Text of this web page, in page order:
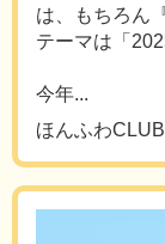
は、もちろん
テーマは「
今年...
ほんふわCLUB